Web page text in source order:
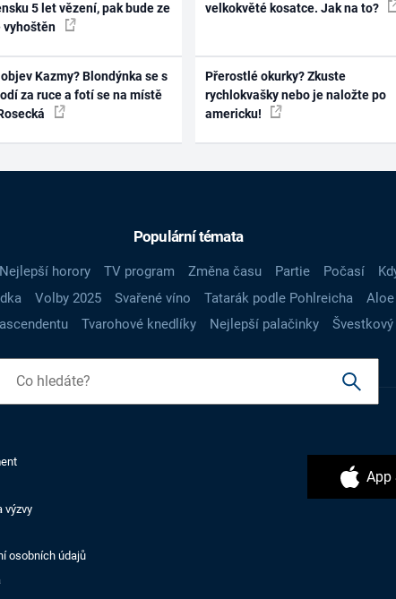
5 let vězení, pak bude ze
vyhoštěn
Kazmy? Blondýnka se s
za ruce a fotí se na místě
velkokvěté kosatce. Jak na to?
Přerostlé okurky? Zkuste
rychlokvašky nebo je naložte po
americku!
Populární témata
Nejlepší horory TV program Změna času Partie Počasí
Volby 2025 Svařené víno Tatarák podle Pohlreicha Aloe
Tvarohové knedlíky Nejlepší palačinky
výzvy
osobních údajů
App